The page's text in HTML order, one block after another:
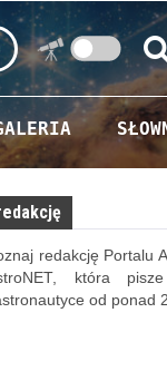
redakcję Portalu
która
od ponad